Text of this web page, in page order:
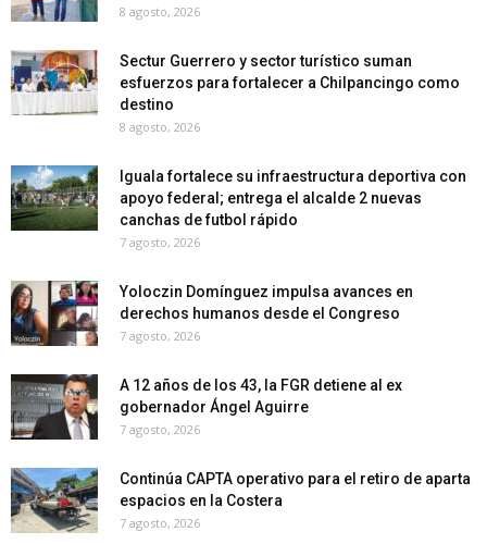
8 agosto, 2026
Sectur Guerrero y sector turístico suman
esfuerzos para fortalecer a Chilpancingo como
destino
8 agosto, 2026
Iguala fortalece su infraestructura deportiva con
apoyo federal; entrega el alcalde 2 nuevas
canchas de futbol rápido
7 agosto, 2026
Yoloczin Domínguez impulsa avances en
derechos humanos desde el Congreso
7 agosto, 2026
A 12 años de los 43, la FGR detiene al ex
gobernador Ángel Aguirre
7 agosto, 2026
Continúa CAPTA operativo para el retiro de aparta
espacios en la Costera
7 agosto, 2026